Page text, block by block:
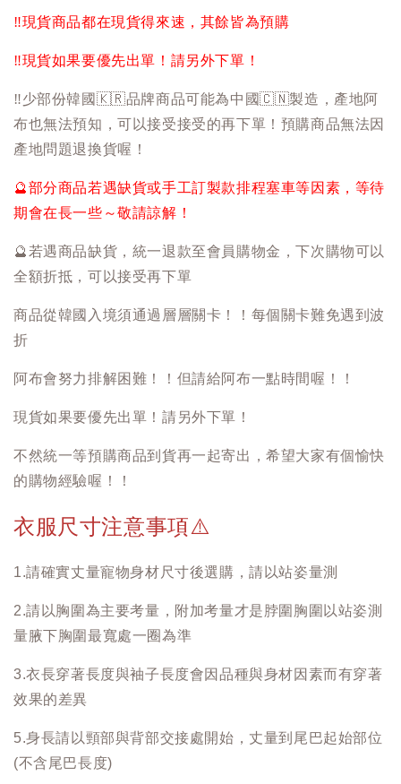
‼️現貨商品都在現貨得來速，其餘皆為預購
‼️現貨如果要優先出單！請另外下單！
‼️少部份韓國 🇰🇷品牌商品可能為中國🇨🇳製造，產地阿
布也無法預知，可以接受接受的再下單！預購商品無法因
產地問題退換貨喔！
🔮部分商品若遇缺貨或手工訂製款排程塞車等因素，等待
期會在長一些～敬請諒解！
🔮 若遇商品缺貨，統一退款至會員購物金，下次購物可以
全額折抵，可以接受再下單
商品從韓國入境須通過層層關卡！！每個關卡難免遇到波
折
阿布會努力排解困難！！但請給阿布一點時間喔！！
現貨如果要優先出單！請另外下單！
不然統一等預購商品到貨再一起寄出，希望大家有個愉快
的購物經驗喔！！
衣服尺寸注意事項⚠️
1.請確實丈量寵物身材尺寸後選購，請以站姿量測
2.請以胸圍為主要考量，附加考量才是脖圍胸圍以站姿測
量腋下胸圍最寬處一圈為準
3.衣長穿著長度與袖子長度會因品種與身材因素而有穿著
效果的差異
5.身長請以頸部與背部交接處開始，丈量到尾巴起始部位
(不含尾巴長度)